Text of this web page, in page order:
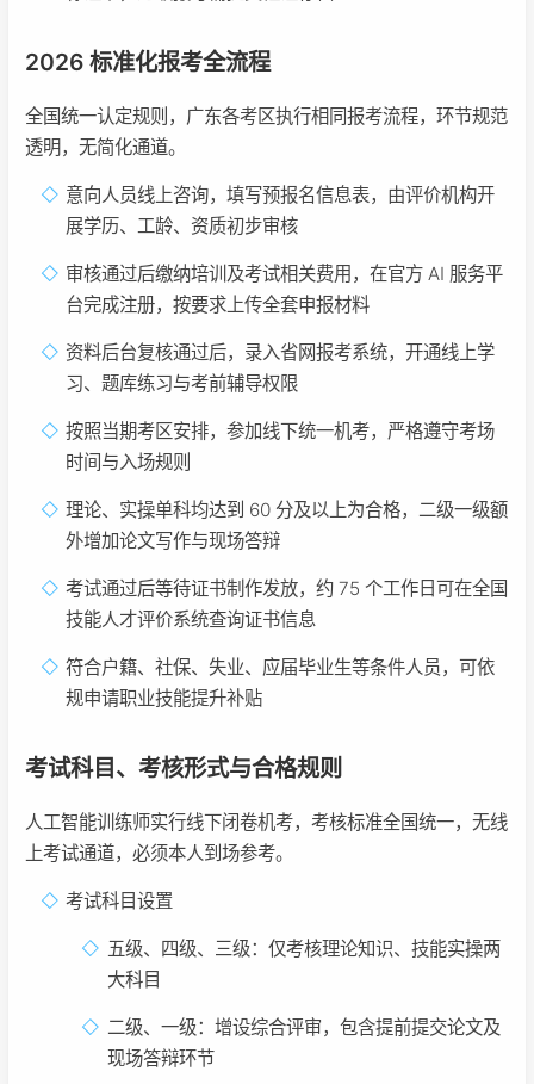
2026 标准化报考全流程
全国统一认定规则，广东各考区执行相同报考流程，环节规范
透明，无简化通道。
意向人员线上咨询，填写预报名信息表，由评价机构开
展学历、工龄、资质初步审核
审核通过后缴纳培训及考试相关费用，在官方 AI 服务平
台完成注册，按要求上传全套申报材料
资料后台复核通过后，录入省网报考系统，开通线上学
习、题库练习与考前辅导权限
按照当期考区安排，参加线下统一机考，严格遵守考场
时间与入场规则
理论、实操单科均达到 60 分及以上为合格，二级一级额
外增加论文写作与现场答辩
考试通过后等待证书制作发放，约 75 个工作日可在全国
技能人才评价系统查询证书信息
符合户籍、社保、失业、应届毕业生等条件人员，可依
规申请职业技能提升补贴
考试科目、考核形式与合格规则
人工智能训练师实行线下闭卷机考，考核标准全国统一，无线
上考试通道，必须本人到场参考。
考试科目设置
五级、四级、三级：仅考核理论知识、技能实操两
大科目
二级、一级：增设综合评审，包含提前提交论文及
现场答辩环节